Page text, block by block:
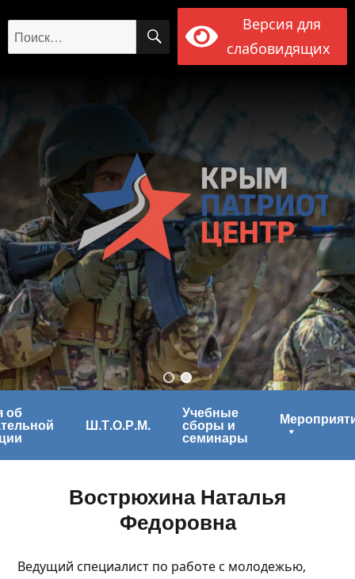
Искать: ПОИСК
Версия для
слабовидящих
об
Ш.Т.О.Р.М.
Учебные
сборы и
семинары
Вострюхина Наталья
Федоровна
Ведущий специалист по работе с молодежью,